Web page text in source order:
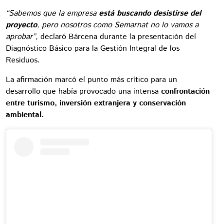
“Sabemos que la empresa está buscando desistirse del
proyecto, pero nosotros como Semarnat no lo vamos a
aprobar”, declaró Bárcena durante la presentación del
Diagnóstico Básico para la Gestión Integral de los
Residuos.
La afirmación marcó el punto más crítico para un
desarrollo que había provocado una intensa confrontación
entre turismo, inversión extranjera y conservación
ambiental.